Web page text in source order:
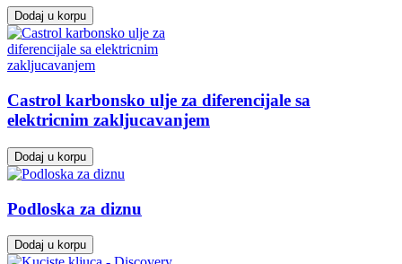
Dodaj u korpu
Castrol karbonsko ulje za diferencijale sa
elektricnim zakljucavanjem
Dodaj u korpu
Podloska za diznu
Dodaj u korpu